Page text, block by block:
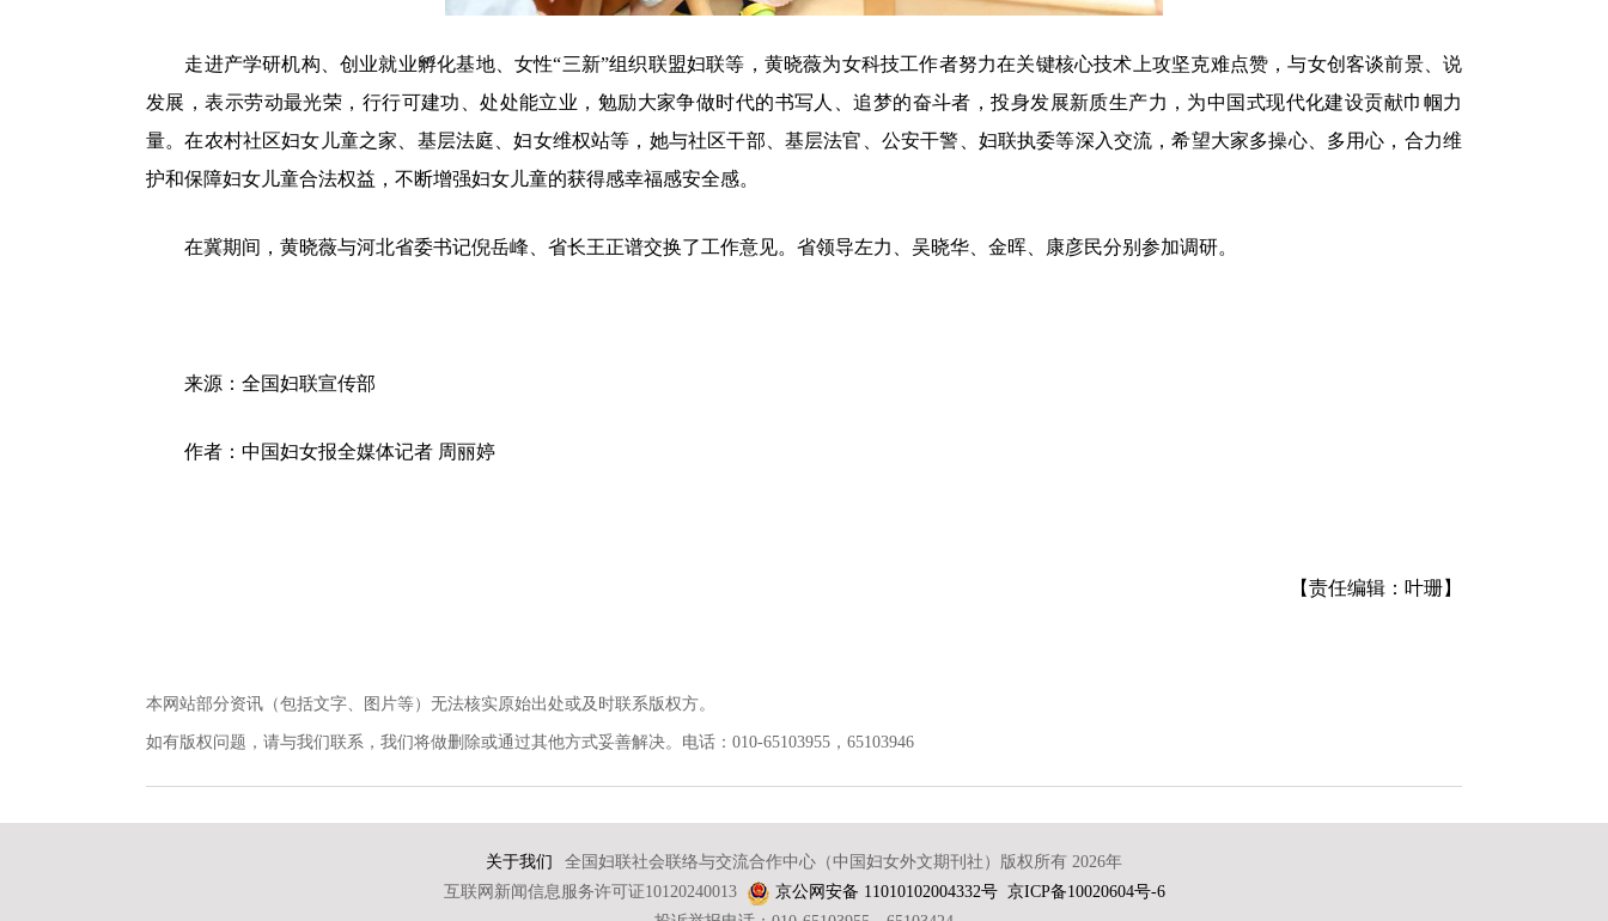
走进产学研机构、创业就业孵化基地、女性“三新”组织联盟妇联等，黄晓薇为女科技工作者努力在关键核心技术上攻坚克难点赞，与女创客谈前景、说
发展，表示劳动最光荣，行行可建功、处处能立业，勉励大家争做时代的书写人、追梦的奋斗者，投身发展新质生产力，为中国式现代化建设贡献巾帼力
量。在农村社区妇女儿童之家、基层法庭、妇女维权站等，她与社区干部、基层法官、公安干警、妇联执委等深入交流，希望大家多操心、多用心，合力维
护和保障妇女儿童合法权益，不断增强妇女儿童的获得感幸福感安全感。
在冀期间，黄晓薇与河北省委书记倪岳峰、省长王正谱交换了工作意见。省领导左力、吴晓华、金晖、康彦民分别参加调研。
来源：全国妇联宣传部
作者：中国妇女报全媒体记者 周丽婷
【责任编辑：叶珊】
本网站部分资讯（包括文字、图片等）无法核实原始出处或及时联系版权方。
如有版权问题，请与我们联系，我们将做删除或通过其他方式妥善解决。电话：010-65103955，65103946
关于我们
全国妇联社会联络与交流合作中心（中国妇女外文期刊社）版权所有 2026年
互联网新闻信息服务许可证10120240013
京公网安备 11010102004332号 京ICP备10020604号-6